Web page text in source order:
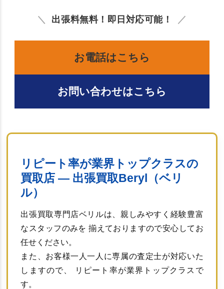
出張料無料！即日対応可能！
お電話はこちら
お問い合わせはこちら
リピート率が業界トップクラスの
買取店 ― 出張買取Beryl（ベリ
ル）
出張買取専門店ベリルは、親しみやすく経験豊富
なスタッフのみを 揃えておりますので安心してお
任せください。
また、お客様一人一人に専属の査定士が対応いた
しますので、 リピート率が業界トップクラスで
す。